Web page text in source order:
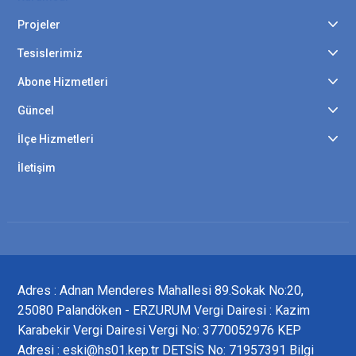
Projeler
Tesislerimiz
Abone Hizmetleri
Güncel
İlçe Hizmetleri
İletişim
Adres : Adnan Menderes Mahallesi 89.Sokak No:20,
25080 Palandöken - ERZURUM Vergi Dairesi : Kazim
Karabekir Vergi Dairesi Vergi No: 3770052976 KEP
Adresi : eski@hs01.kep.tr DETSİS No: 71957391 Bilgi